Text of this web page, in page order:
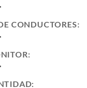
CONDUCTORES: